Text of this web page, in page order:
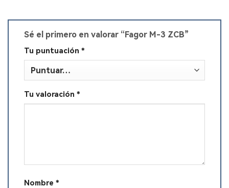
Sé el primero en valorar “Fagor M-3 ZCB”
Tu puntuación *
Tu valoración *
Nombre *